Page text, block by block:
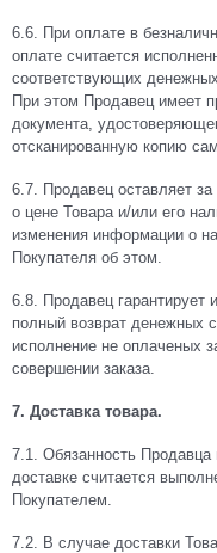
6.6. При оплате в
оплате считается
соответствующих
При этом Продавец имеет
документа,
отсканированную копию
6.7. Продавец оставляет
о цене Товара и/или его
изменения информации о
Покупателя об этом.
6.8. Продавец гарантирует
полный возврат денежных
исполнение не оплаченых
совершении заказа.
7. Доставка товара.
7.1. Обязанность Продавца
доставке считается
Покупателем.
7.2. В случае доставки